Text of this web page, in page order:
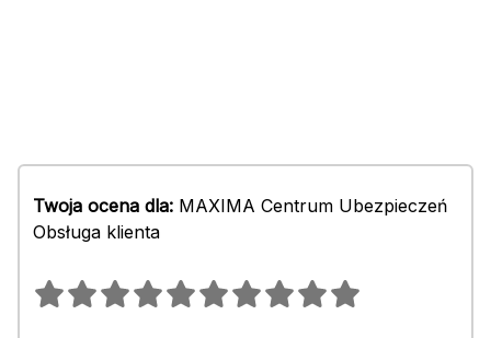
Twoja ocena dla: MAXIMA Centrum Ubezpieczeń
Obsługa klienta